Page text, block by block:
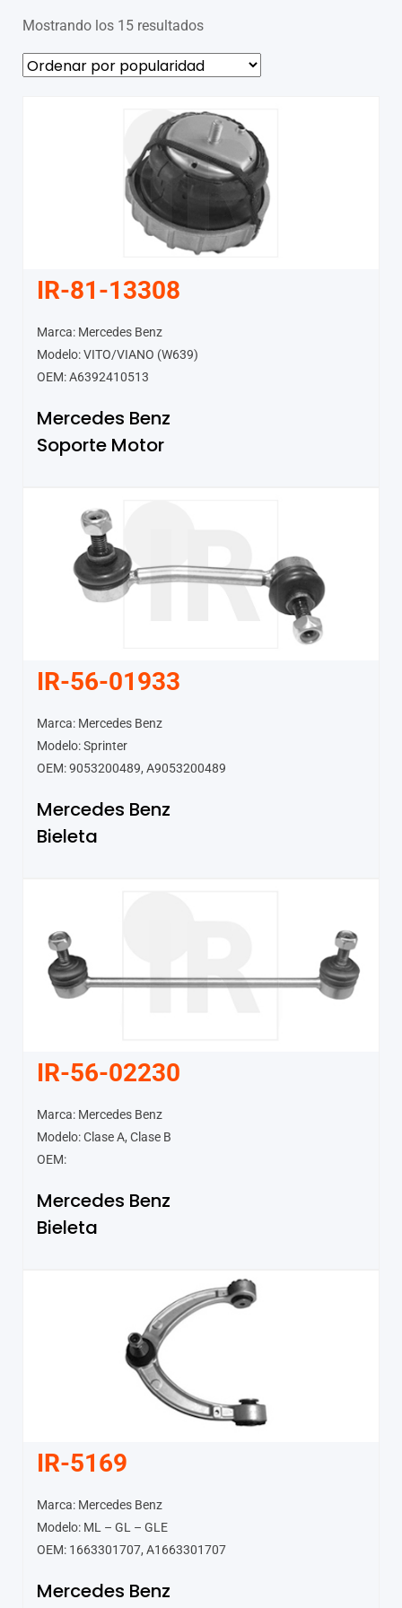
Mostrando los 15 resultados
IR-81-13308
Marca: Mercedes Benz
Modelo: VITO/VIANO (W639)
OEM: A6392410513
Mercedes Benz
Soporte Motor
IR-56-01933
Marca: Mercedes Benz
Modelo: Sprinter
OEM: 9053200489, A9053200489
Mercedes Benz
Bieleta
IR-56-02230
Marca: Mercedes Benz
Modelo: Clase A, Clase B
OEM:
Mercedes Benz
Bieleta
IR-5169
Marca: Mercedes Benz
Modelo: ML – GL – GLE
OEM: 1663301707, A1663301707
Mercedes Benz